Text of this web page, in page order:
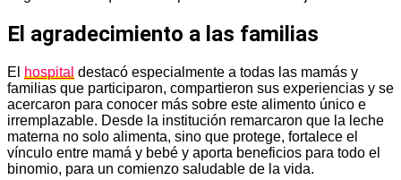
El agradecimiento a las familias
El hospital destacó especialmente a todas las mamás y
familias que participaron, compartieron sus experiencias y se
acercaron para conocer más sobre este alimento único e
irremplazable. Desde la institución remarcaron que la leche
materna no solo alimenta, sino que protege, fortalece el
vínculo entre mamá y bebé y aporta beneficios para todo el
binomio, para un comienzo saludable de la vida.